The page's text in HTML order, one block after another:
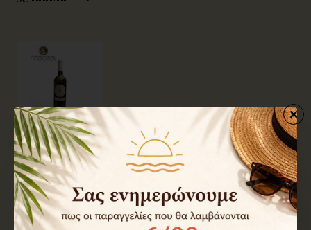
433fe Διαθέσιμο
Κρασί Λευκός Αθήρι 8 Αέρηδες ΒΙΟ 750ml
10,90€
Καλάθι